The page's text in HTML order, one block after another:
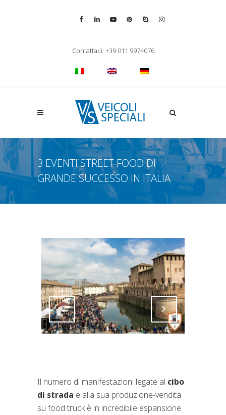
Contattaci: +39 011 9974076
Apri la ricerca
3 EVENTI STREET FOOD DI
GRANDE SUCCESSO IN ITALIA
Attiva comando Attiva comando
Il numero di manifestazioni legate al cibo
di strada e alla sua produzione-vendita
su food truck è in incredibile espansione